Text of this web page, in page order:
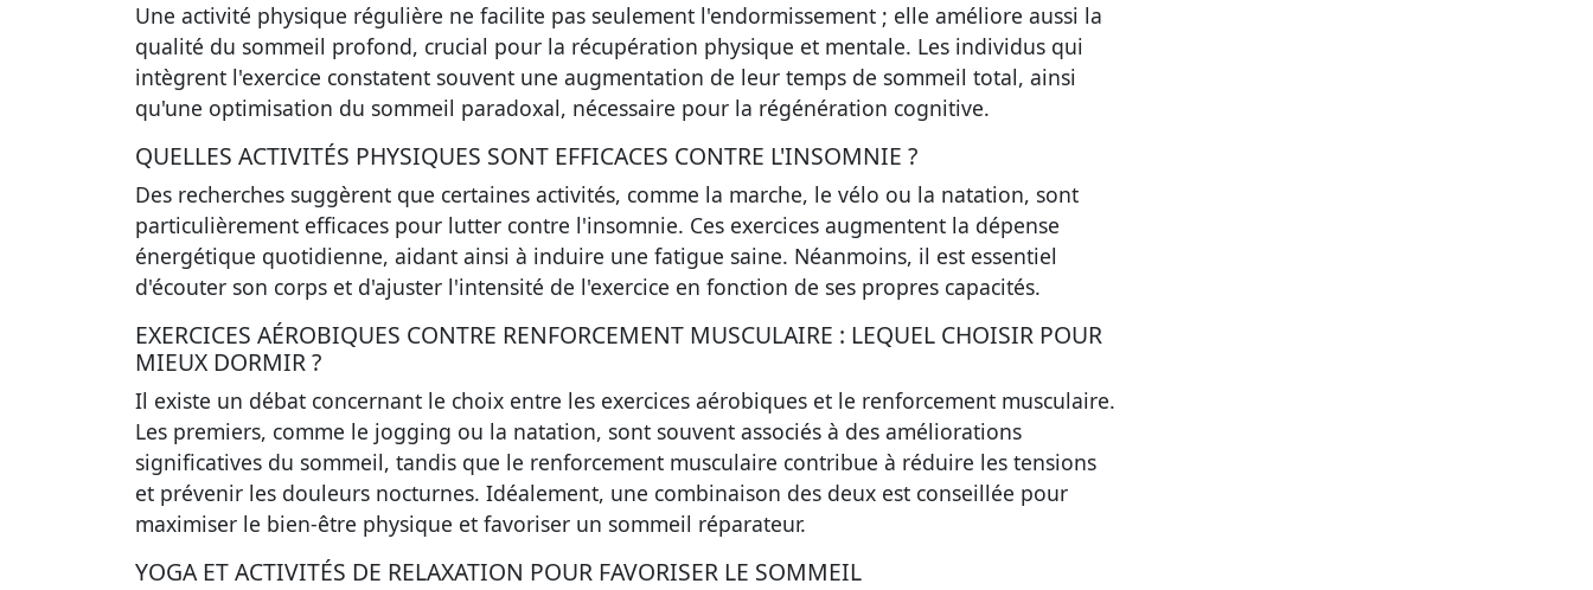
Une activité physique régulière ne facilite pas seulement l'endormissement ; elle améliore aussi la
qualité du sommeil profond, crucial pour la récupération physique et mentale. Les individus qui
intègrent l'exercice constatent souvent une augmentation de leur temps de sommeil total, ainsi
qu'une optimisation du sommeil paradoxal, nécessaire pour la régénération cognitive.
QUELLES ACTIVITÉS PHYSIQUES SONT EFFICACES CONTRE L'INSOMNIE ?
Des recherches suggèrent que certaines activités, comme la marche, le vélo ou la natation, sont
particulièrement efficaces pour lutter contre l'insomnie. Ces exercices augmentent la dépense
énergétique quotidienne, aidant ainsi à induire une fatigue saine. Néanmoins, il est essentiel
d'écouter son corps et d'ajuster l'intensité de l'exercice en fonction de ses propres capacités.
EXERCICES AÉROBIQUES CONTRE RENFORCEMENT MUSCULAIRE : LEQUEL CHOISIR POUR
MIEUX DORMIR ?
Il existe un débat concernant le choix entre les exercices aérobiques et le renforcement musculaire.
Les premiers, comme le jogging ou la natation, sont souvent associés à des améliorations
significatives du sommeil, tandis que le renforcement musculaire contribue à réduire les tensions
et prévenir les douleurs nocturnes. Idéalement, une combinaison des deux est conseillée pour
maximiser le bien-être physique et favoriser un sommeil réparateur.
YOGA ET ACTIVITÉS DE RELAXATION POUR FAVORISER LE SOMMEIL